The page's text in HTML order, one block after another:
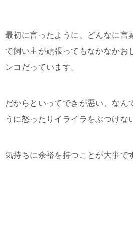
最初に言ったように、どんなに言
て飼い主が頑張ってもなかなかお
ンコだっています。
だからといってできが悪い、なん
うに怒ったりイライラをぶつけな
気持ちに余裕を持つことが大事で